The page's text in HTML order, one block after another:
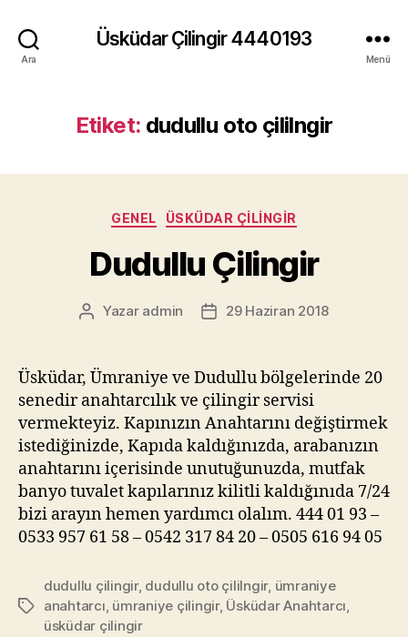
Ara
Üsküdar Çilingir 4440193
Menü
Etiket: dudullu oto çililngir
Kategoriler
GENEL ÜSKÜDAR ÇILINGIR
Dudullu Çilingir
Yazının
Yazar admin
Yazı29 Haziran 2018
Üsküdar, Ümraniye ve Dudullu bölgelerinde 20
senedir anahtarcılık ve çilingir servisi
vermekteyiz. Kapınızın Anahtarını değiştirmek
istediğinizde, Kapıda kaldığınızda, arabanızın
anahtarını içerisinde unutuğunuzda, mutfak
banyo tuvalet kapılarınız kilitli kaldığınıda 7/24
bizi arayın hemen yardımcı olalım. 444 01 93 –
0533 957 61 58 – 0542 317 84 20 – 0505 616 94 05
Etiketler
dudullu çilingir, dudullu oto çililngir, ümraniye
anahtarcı ümraniye çilingir, Üsküdar Anahtarcı
üsküdar çilingir